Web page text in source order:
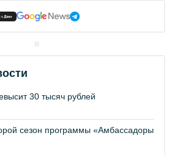
30 тысяч рублей
сезон программы «Амбассадоры